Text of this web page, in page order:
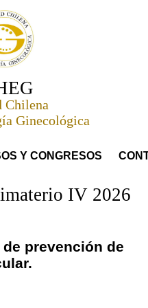
Chilena
Ginecológica
IV 2026
Y CONGRESOS
prevención de